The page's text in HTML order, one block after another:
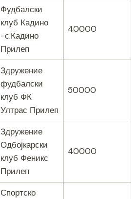
Фудбалски
клуб Кадино
-с.Кадино
Прилеп
40000
Здружение
фудбалски
клуб ФК
Ултрас Прилеп
50000
Здружение
Одбојкарски
клуб Феникс
Прилеп
40000
Спортско